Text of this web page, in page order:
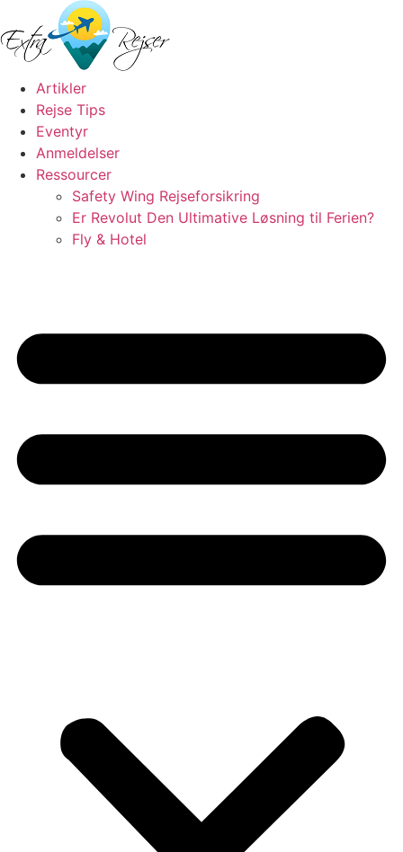
til
indhold
Artikler
Rejse Tips
Eventyr
Anmeldelser
Ressourcer
Safety Wing Rejseforsikring
Er Revolut Den Ultimative Løsning til Ferien?
Fly & Hotel